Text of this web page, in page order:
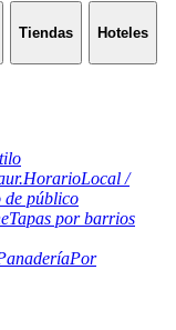
Tiendas Hoteles
HorarioLocal /
de público
Tapas por barrios
Por